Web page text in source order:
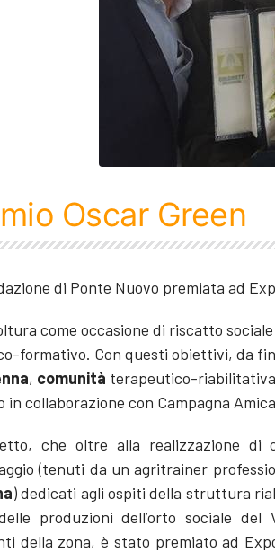
Oscar Green
di Ponte Nuovo premiata ad
come occasione di riscatto
formativo. Con questi obiettivi, da
, comunità terapeutico-
in collaborazione con Campagna
che oltre alla realizzazione di
(tenuti da un agritrainer
) dedicati agli ospiti della struttura
produzioni dell’orto sociale
della zona, è stato premiato ad